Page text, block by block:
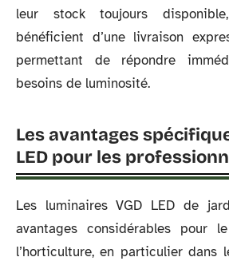
leur stock toujours
bénéficient d’une livraison
permettant de répondre
besoins de luminosité.
Les avantages
LED pour les
Les luminaires VGD LED de
avantages considérables pour
l’horticulture, en particulier dans